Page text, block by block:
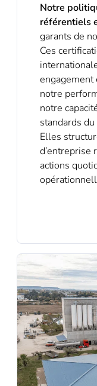
Notre
référentiels
garants de
Ces
engagement
notre
notre
standards
Elles
d’entreprise
actions